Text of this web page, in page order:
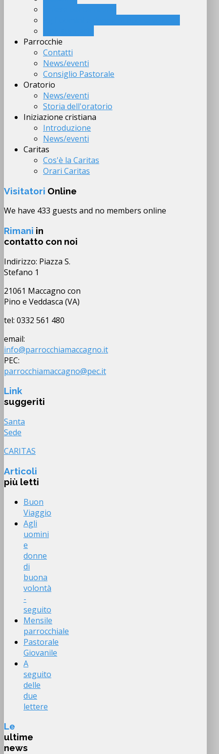
Parrocchie
Contatti
News/eventi
Consiglio Pastorale
Oratorio
News/eventi
Storia dell'oratorio
Iniziazione cristiana
Introduzione
News/eventi
Caritas
Cos'è la Caritas
Orari Caritas
Visitatori Online
We have 433 guests and no members online
Rimani in
contatto con noi
Indirizzo: Piazza S.
Stefano 1
21061 Maccagno con
Pino e Veddasca (VA)
tel: 0332 561 480
email:
info@parrocchiamaccagno.it
PEC:
parrocchiamaccagno@pec.it
Link
suggeriti
Santa
Sede
CARITAS
Articoli
più letti
Buon
Viaggio
Agli
uomini
e
donne
di
buona
volontà
-
seguito
Mensile
parrocchiale
Pastorale
Giovanile
A
seguito
delle
due
lettere
Le
ultime
news